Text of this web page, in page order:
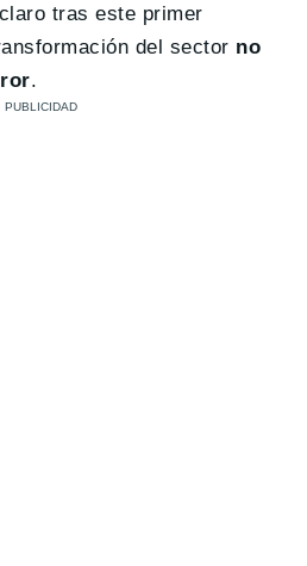
tras este primer
del sector no
.